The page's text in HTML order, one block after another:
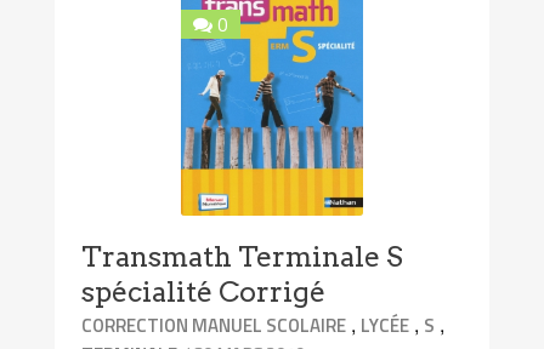
0
Transmath Terminale S
spécialité Corrigé
CORRECTION MANUEL SCOLAIRE , LYCÉE , S ,